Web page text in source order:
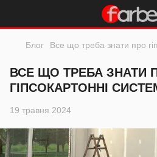
Блог Все що треба знати про
ВСЕ ЩО ТРЕБА ЗНАТИ
ГІПСОКАРТОННІ
19 травня 2024